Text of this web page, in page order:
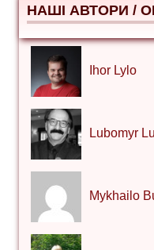
НАШІ АВТОРИ /
Ihor Lylo
Lubomyr
Mykhailo